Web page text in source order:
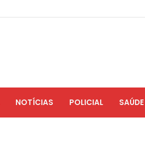
NOTÍCIAS POLICIAL SAÚDE